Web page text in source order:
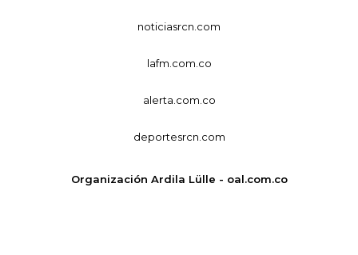
noticiasrcn.com
lafm.com.co
alerta.com.co
deportesrcn.com
Organización Ardila Lülle - oal.com.co